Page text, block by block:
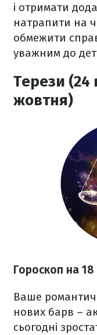
і отримати
натрапити на
обмежити
уважним до
Терези (24
жовтня)
Гороскоп на 18
Ваше
нових барв –
сьогодні